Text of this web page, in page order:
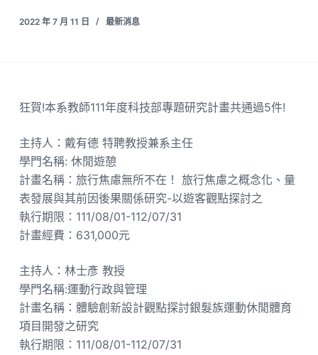
2022 年 7 月 11 日 最新消息
狂賀!本系教師111年度科技部專題研究計畫共通過5件!
主持人：戴有德 特聘教授兼系主任
學門名稱: 休閒遊憩
計畫名稱：旅行焦慮無所不在！ 旅行焦慮之概念化、量
表發展與其前因後果關係研究-以遊客觀點探討之
執行期限：111/08/01-112/07/31
計畫經費：631,000元
主持人：林士彥 教授
學門名稱:運動行政與管理
計畫名稱：體驗創新設計觀點探討銀髮族運動休閒體育
項目開發之研究
執行期限：111/08/01-112/07/31